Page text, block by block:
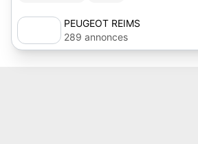
PEUGEOT REIMS
289 annonces